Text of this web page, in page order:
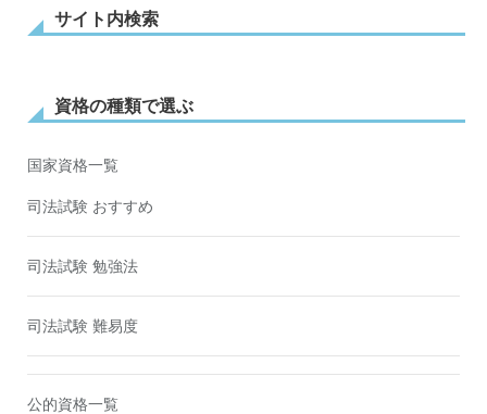
サイト内検索
資格の種類で選ぶ
国家資格一覧
司法試験 おすすめ
司法試験 勉強法
司法試験 難易度
公的資格一覧